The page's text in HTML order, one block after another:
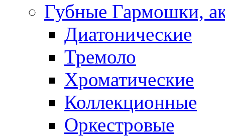
Губные Гармошки,
Диатонические
Тремоло
Хроматические
Коллекционные
Оркестровые